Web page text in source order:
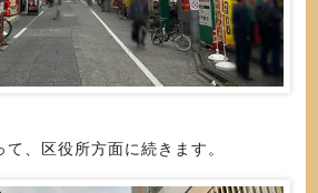
、区役所方面に続きます。